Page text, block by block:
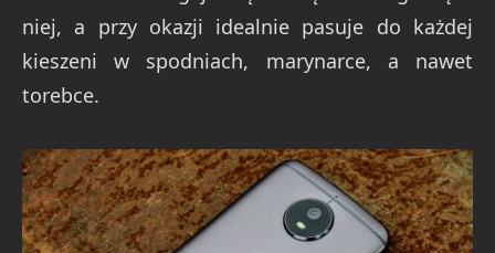
niej, a przy okazji idealnie pasuje do każdej
kieszeni w spodniach, marynarce, a nawet
torebce.